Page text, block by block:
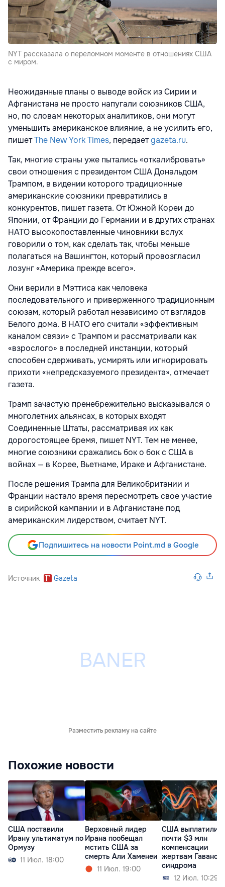
NYT рассказала о переломном моменте в отношениях США
с миром.
Неожиданные планы о выводе войск из Сирии и
Афганистана не просто напугали союзников США,
но, по словам некоторых аналитиков, они могут
уменьшить американское влияние, а не усилить его,
пишетThe New York Times, передаетgazeta.ru.
Так, многие страны уже пытались «откалибровать»
свои отношения с президентом США Дональдом
Трампом, в видении которого традиционные
американские союзники превратились в
конкурентов, пишет газета. От Южной Кореи до
Японии, от Франции до Германии и в других странах
НАТО высокопоставленные чиновники вслух
говорили о том, как сделать так, чтобы меньше
полагаться на Вашингтон, который провозгласил
лозунг «Америка прежде всего».
Они верили в Мэттиса как человека
последовательного и приверженного традиционным
союзам, который работал независимо от взглядов
Белого дома. В НАТО его считали «эффективным
каналом связи» с Трампом и рассматривали как
«взрослого» в последней инстанции, который
способен сдерживать, усмирять или игнорировать
прихоти «непредсказуемого президента», отмечает
газета.
Трамп зачастую пренебрежительно высказывался о
многолетних альянсах, в которых входят
Соединенные Штаты, рассматривая их как
дорогостоящее бремя, пишет NYT. Тем не менее,
многие союзники сражались бок о бок с США в
войнах — в Корее, Вьетнаме, Ираке и Афганистане.
После решения Трампа для Великобритании и
Франции настало время пересмотреть свое участие
в сирийской кампании и в Афганистане под
американским лидерством, считает NYT.
Подпишитесь на новости Point.md в Google
Источник Gazeta
Разместить рекламу на сайте
Похожие новости
США поставили
Ирану ультиматум по
Ормузу
11 Июл. 18:00
Верховный лидер
Ирана пообещал
мстить США за
смерть Али Хаменеи
11 Июл. 19:00
США выплатили
почти $3 млн
компенсации
жертвам
синдрома
12 Июл. 10:29